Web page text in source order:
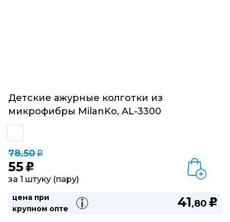
Детские ажурные колготки из
микрофибры MilanKo, AL-3300
78.50q
55 u
за 1 штуку (пару)
цена при
крупном опте
41,80 u